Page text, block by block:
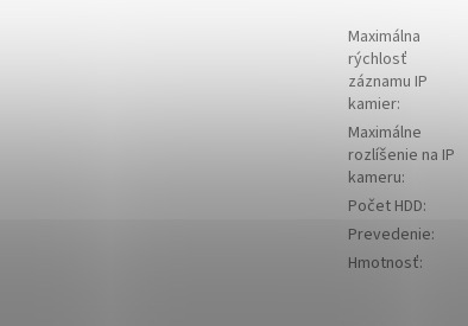
Maximálna
rýchlosť
záznamu IP
kamier:
Maximálne
rozlíšenie na IP
kameru:
Počet HDD:
Prevedenie:
Hmotnosť: